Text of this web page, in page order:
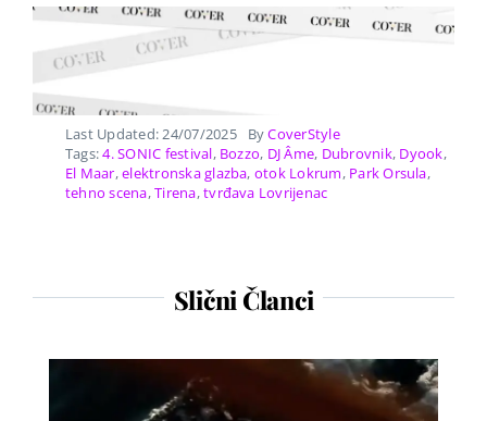
Last Updated: 24/07/2025 ByCoverStyle
Tags:4. SONIC festival, Bozzo, DJ Âme, Dubrovnik, Dyook,
El Maar,elektronska glazba, otok Lokrum, Park Orsula,
tehno scena,Tirena,tvrđava Lovrijenac
Slični Članci